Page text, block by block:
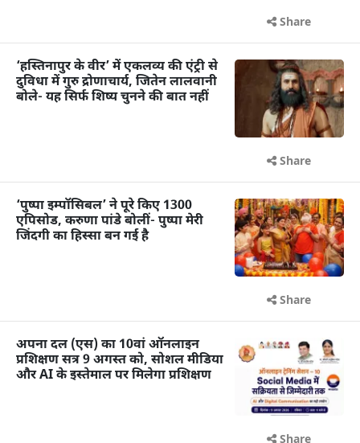
Share
‘हस्तिनापुर के वीर’ में एकलव्य की एंट्री से
दुविधा में गुरु द्रोणाचार्य, जितेन लालवानी
बोले- यह सिर्फ शिष्य चुनने की बात नहीं
Share
‘पुष्पा इम्पॉसिबल’ ने पूरे किए 1300
एपिसोड, करुणा पांडे बोलीं- पुष्पा मेरी
जिंदगी का हिस्सा बन गई है
Share
अपना दल (एस) का 10वां ऑनलाइन
प्रशिक्षण सत्र 9 अगस्त को, सोशल मीडिया
और AI के इस्तेमाल पर मिलेगा प्रशिक्षण